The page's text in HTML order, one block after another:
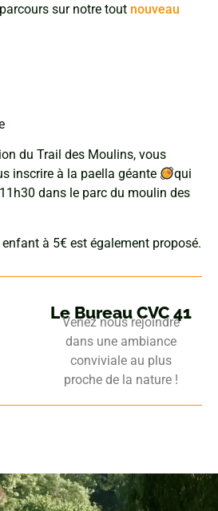
sur notre tout nouveau
du Trail des Moulins, vous
inscrire à la paella géante
qui
dans le parc du moulin des
à 5€ est également proposé.
Le Bureau CVC 41
Venez nous rejoindre
dans une ambiance
conviviale au plus
proche de la nature !